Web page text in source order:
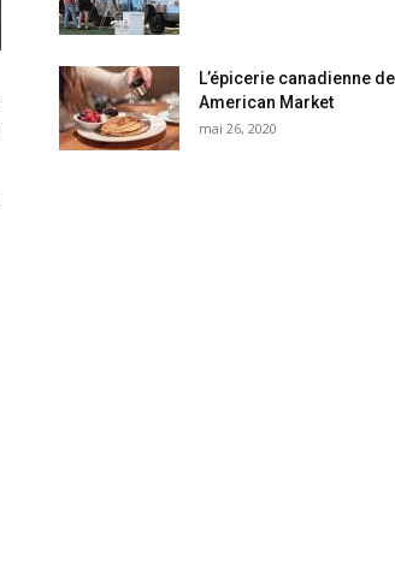
L’épicerie canadienne
American Market
mai 26, 2020